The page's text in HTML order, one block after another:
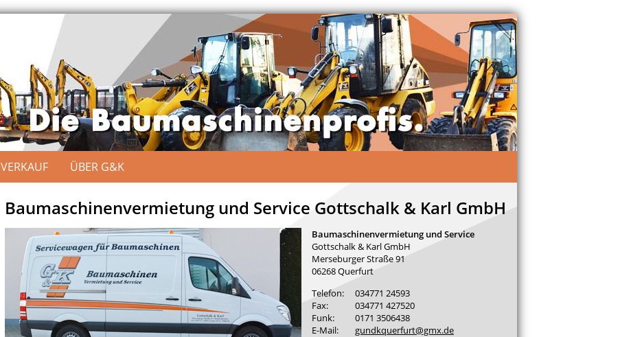
VERKAUF ÜBER G&K
Baumaschinenvermietung und Service Gottschalk & Karl GmbH
Baumaschinenvermietung und Service
Gottschalk & Karl GmbH
Merseburger Straße 91
06268 Querfurt
Telefon:
034771 24593
Fax:
034771 427520
Funk:
0171 3506438
E-Mail:
gundkquerfurt@gmx.de